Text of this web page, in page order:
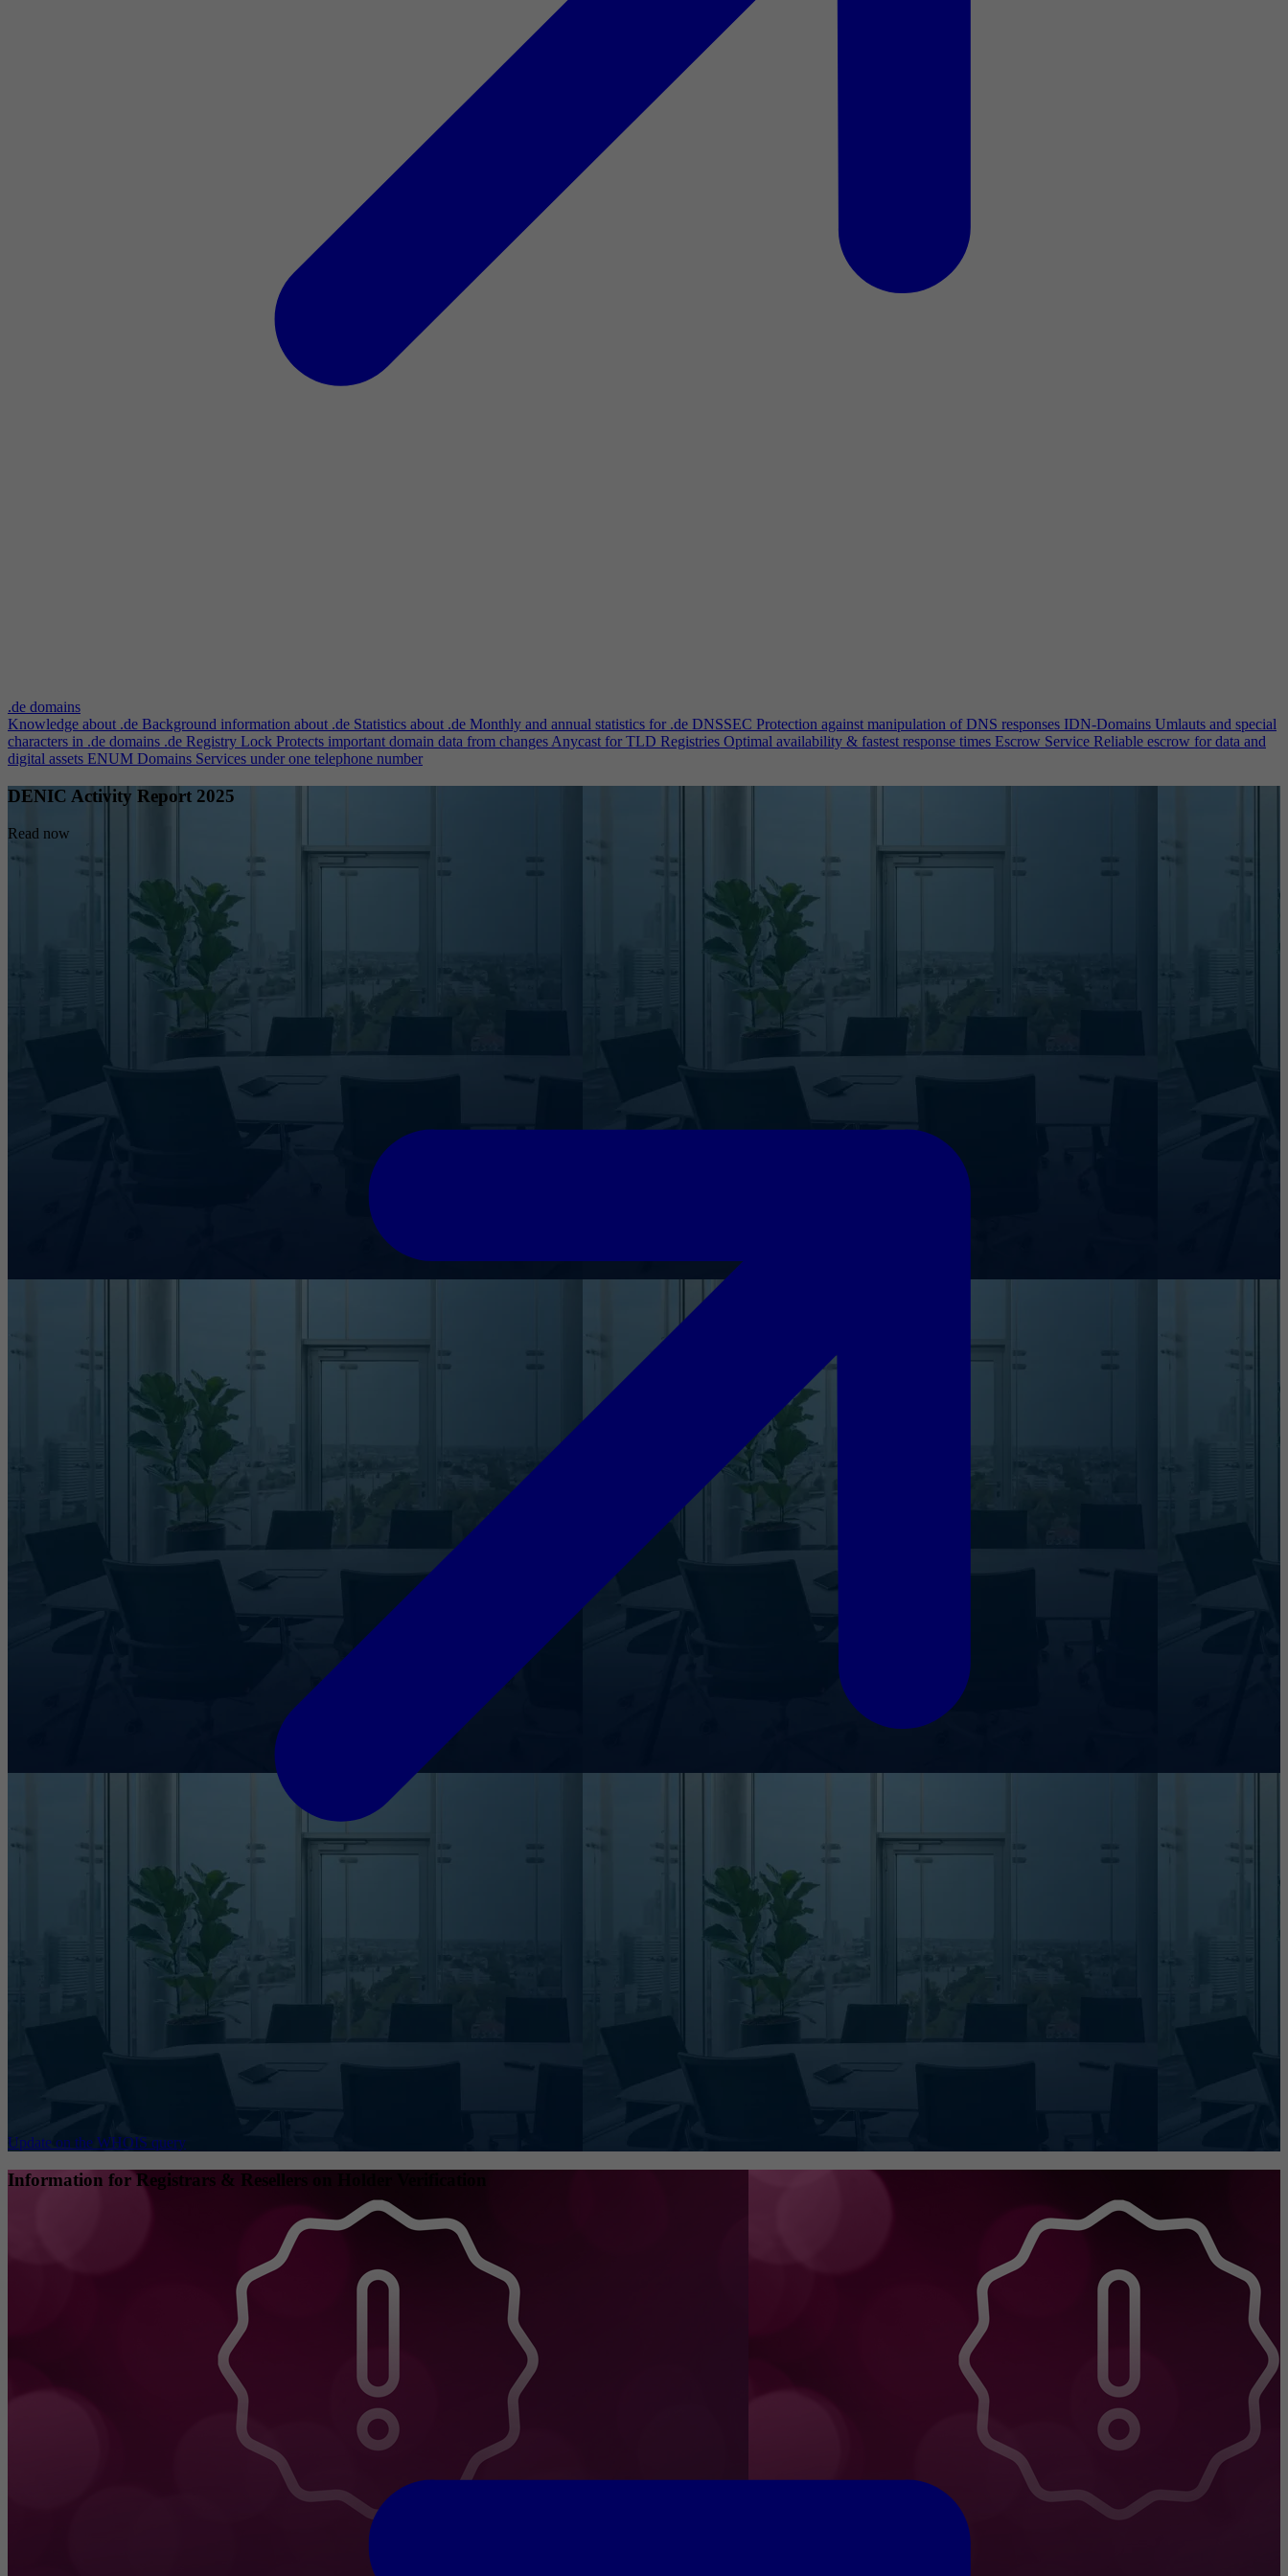
.de domains
Knowledge about .de Background information about .de Statistics about .de Monthly and annual statistics for .de DNSSEC Protection against manipulation of DNS responses IDN-Domains Umlauts and special
characters in .de domains .de Registry Lock Protects important domain data from changesAnycast for TLD Registries Optimal availability & fastest response times Escrow Service Reliable escrow for data and
digital assets ENUM Domains Services under one telephone number
DENIC Activity Report 2025
Read now
Update on the WHOIS query
Information for Registrars & Resellers on Holder Verification